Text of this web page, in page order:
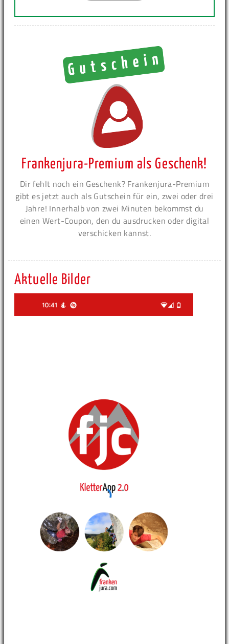
Frankenjura-Premium als Geschenk!
Dir fehlt noch ein Geschenk? Frankenjura-Premium
gibt es jetzt auch als Gutschein für ein, zwei oder drei
Jahre! Innerhalb von zwei Minuten bekommst du
einen Wert-Coupon, den du ausdrucken oder digital
verschicken kannst.
Aktuelle Bilder